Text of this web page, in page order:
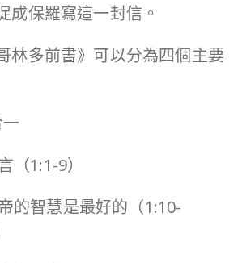
成保羅寫這一封信。
林多前書》可以分為四個主要
（1:1-9）
的智慧是最好的（1:10-